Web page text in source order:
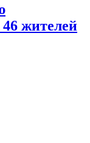
жителей